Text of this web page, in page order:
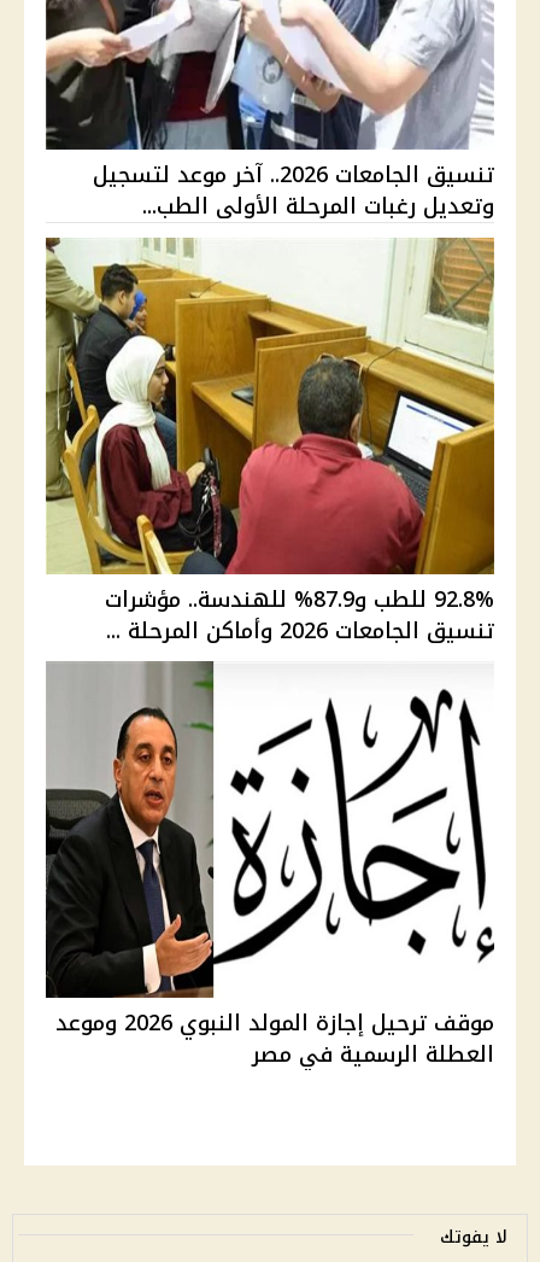
تنسيق الجامعات 2026.. آخر موعد لتسجيل
وتعديل رغبات المرحلة الأولى الطب...
92.8% للطب و87.9% للهندسة.. مؤشرات
تنسيق الجامعات 2026 وأماكن المرحلة ...
موقف ترحيل إجازة المولد النبوي 2026 وموعد
العطلة الرسمية في مصر
لا يفوتك